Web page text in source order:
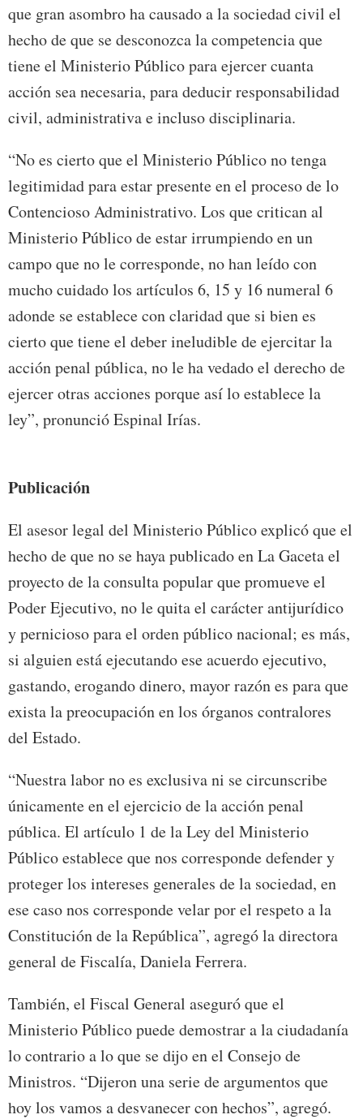
que gran asombro ha causado a la sociedad civil el
hecho de que se desconozca la competencia que
tiene el Ministerio Público para ejercer cuanta
acción sea necesaria, para deducir responsabilidad
civil, administrativa e incluso disciplinaria.
“No es cierto que el Ministerio Público no tenga
legitimidad para estar presente en el proceso de lo
Contencioso Administrativo. Los que critican al
Ministerio Público de estar irrumpiendo en un
campo que no le corresponde, no han leído con
mucho cuidado los artículos 6, 15 y 16 numeral 6
adonde se establece con claridad que si bien es
cierto que tiene el deber ineludible de ejercitar la
acción penal pública, no le ha vedado el derecho de
ejercer otras acciones porque así lo establece la
ley”, pronunció Espinal Irías.
Publicación
El asesor legal del Ministerio Público explicó que el
hecho de que no se haya publicado en La Gaceta el
proyecto de la consulta popular que promueve el
Poder Ejecutivo, no le quita el carácter antijurídico
y pernicioso para el orden público nacional; es más,
si alguien está ejecutando ese acuerdo ejecutivo,
gastando, erogando dinero, mayor razón es para que
exista la preocupación en los órganos contralores
del Estado.
“Nuestra labor no es exclusiva ni se circunscribe
únicamente en el ejercicio de la acción penal
pública. El artículo 1 de la Ley del Ministerio
Público establece que nos corresponde defender y
proteger los intereses generales de la sociedad, en
ese caso nos corresponde velar por el respeto a la
Constitución de la República”, agregó la directora
general de Fiscalía, Daniela Ferrera.
También, el Fiscal General aseguró que el
Ministerio Público puede demostrar a la ciudadanía
lo contrario a lo que se dijo en el Consejo de
Ministros. “Dijeron una serie de argumentos que
hoy los vamos a desvanecer con hechos”, agregó.